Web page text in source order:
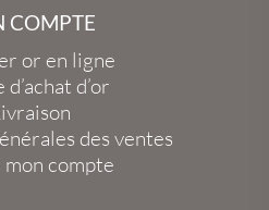
COMPTE
or en ligne
d’or
des ventes
compte